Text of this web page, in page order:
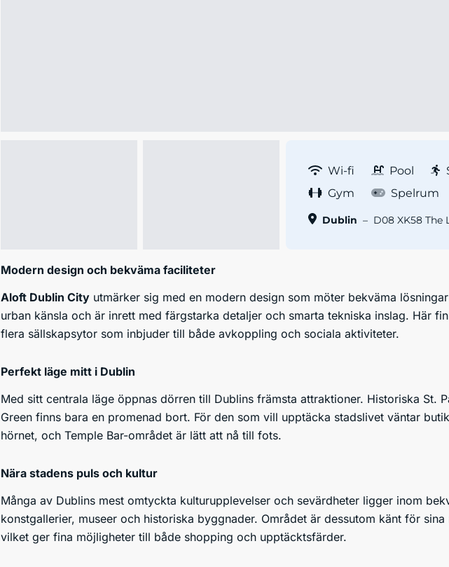
Wi-fi Pool
Gym
Spelrum
Dublin – D08 XK58 The
Modern design och bekväma faciliteter
Aloft Dublin City utmärker sig med en modern design som möter bekväma
urban känsla och är inrett med färgstarka detaljer och smarta tekniska inslag. Här
flera sällskapsytor som inbjuder till både avkoppling och sociala aktiviteter.
Perfekt läge mitt i Dublin
Med sitt centrala läge öppnas dörren till Dublins främsta attraktioner. Historiska St.
Green finns bara en promenad bort. För den som vill upptäcka stadslivet väntar
hörnet, och Temple Bar-området är lätt att nå till fots.
Nära stadens puls och kultur
Många av Dublins mest omtyckta kulturupplevelser och sevärdheter ligger inom
konstgallerier, museer och historiska byggnader. Området är dessutom känt för
vilket ger fina möjligheter till både shopping och upptäcktsfärder.